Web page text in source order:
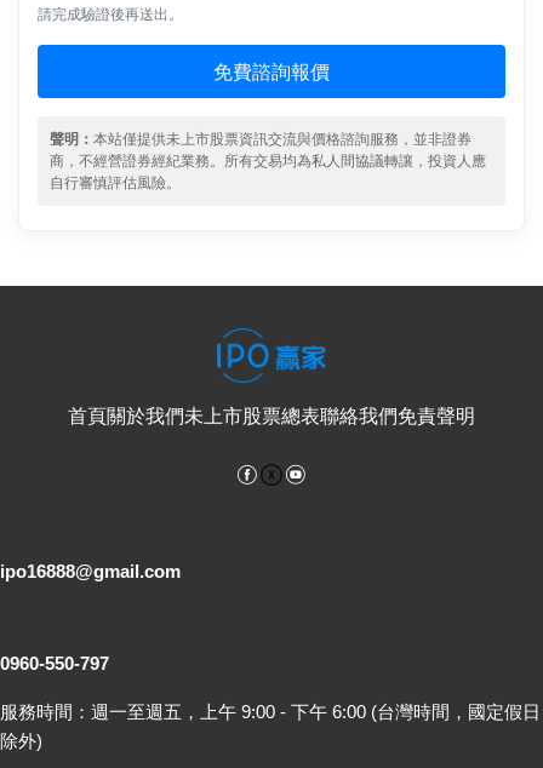
請完成驗證後再送出。
免費諮詢報價
聲明： 本站僅提供未上市股票資訊交流與價格諮詢服務，並非證券
商，不經營證券經紀業務。所有交易均為私人間協議轉讓，投資人應
自行審慎評估風險。
首頁關於我們未上市股票總表聯絡我們免責聲明
Facebook
ipo16888@gmail.com
0960-550-797
服務時間：週一至週五，上午 9:00 - 下午 6:00 (台灣時間，國定假日
除外)